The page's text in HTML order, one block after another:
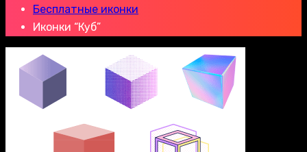
Бесплатные иконки
Иконки “Куб”